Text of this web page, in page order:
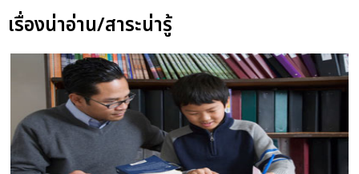
เรื่องน่าอ่าน/สาระน่ารู้